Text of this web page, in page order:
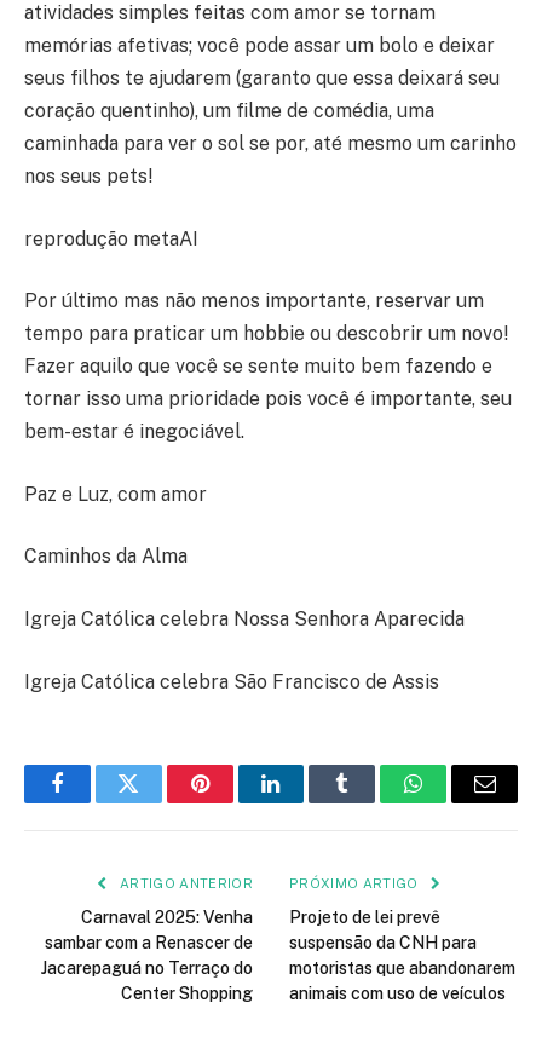
atividades simples feitas com amor se tornam
memórias afetivas; você pode assar um bolo e deixar
seus filhos te ajudarem (garanto que essa deixará seu
coração quentinho), um filme de comédia, uma
caminhada para ver o sol se por, até mesmo um carinho
nos seus pets!
reprodução metaAI
Por último mas não menos importante, reservar um
tempo para praticar um hobbie ou descobrir um novo!
Fazer aquilo que você se sente muito bem fazendo e
tornar isso uma prioridade pois você é importante, seu
bem-estar é inegociável.
Paz e Luz, com amor
Caminhos da Alma
Igreja Católica celebra Nossa Senhora Aparecida
Igreja Católica celebra São Francisco de Assis
FacebookTwitter PinterestLinkedInTumblr WhatsApp
E-
ARTIGO ANTERIOR
Carnaval 2025: Venha
sambar com a Renascer de
Jacarepaguá no Terraço do
Center Shopping
PRÓXIMO ARTIGO
Projeto de lei prevê
suspensão da CNH para
motoristas que abandonarem
animais com uso de veículos